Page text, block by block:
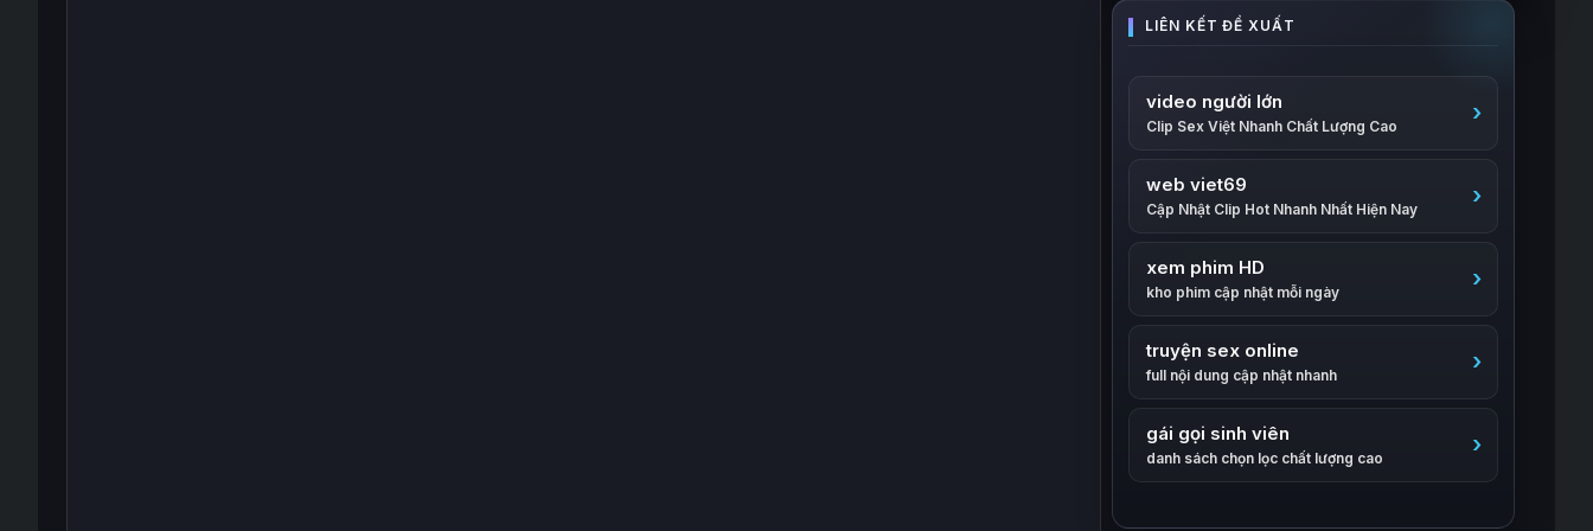
video người lớn
Clip Sex Việt Nhanh Chất Lượng Cao
web viet69
Cập Nhật Clip Hot Nhanh Nhất Hiện Nay
xem phim HD
kho phim cập nhật mỗi ngày
truyện sex online
full nội dung cập nhật nhanh
gái gọi sinh viên
danh sách chọn lọc chất lượng cao